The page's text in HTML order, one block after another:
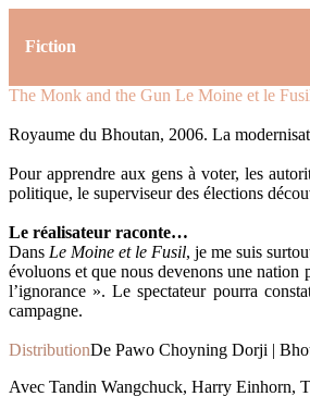
Fiction
The Monk and the Gun Le Moine et le
Royaume du Bhoutan, 2006. La
Pour apprendre aux gens à voter, les
politique, le superviseur des élections
Le réalisateur raconte…
Dans Le Moine et le Fusil, je me suis
évoluons et que nous devenons une nation
l’ignorance ». Le spectateur pourra
campagne.
DistributionDe Pawo Choyning Dorji |
Avec Tandin Wangchuck, Harry Einhorn,